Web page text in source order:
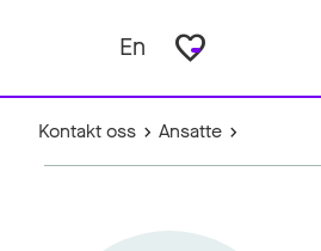
En favorite_border
Kontakt oss Ansatte